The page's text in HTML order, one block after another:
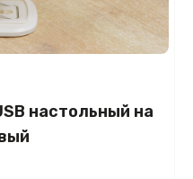
настольный на